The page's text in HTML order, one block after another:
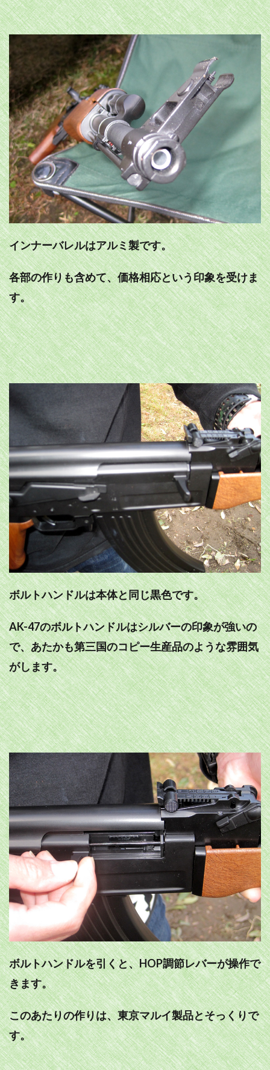
インナーバレルはアルミ製です。
各部の作りも含めて、価格相応という印象を受けま
す。
ボルトハンドルは本体と同じ黒色です。
AK-47のボルトハンドルはシルバーの印象が強いの
で、あたかも第三国のコピー生産品のような雰囲気
がします。
ボルトハンドルを引くと、HOP調節レバーが操作で
きます。
このあたりの作りは、東京マルイ製品とそっくりで
す。